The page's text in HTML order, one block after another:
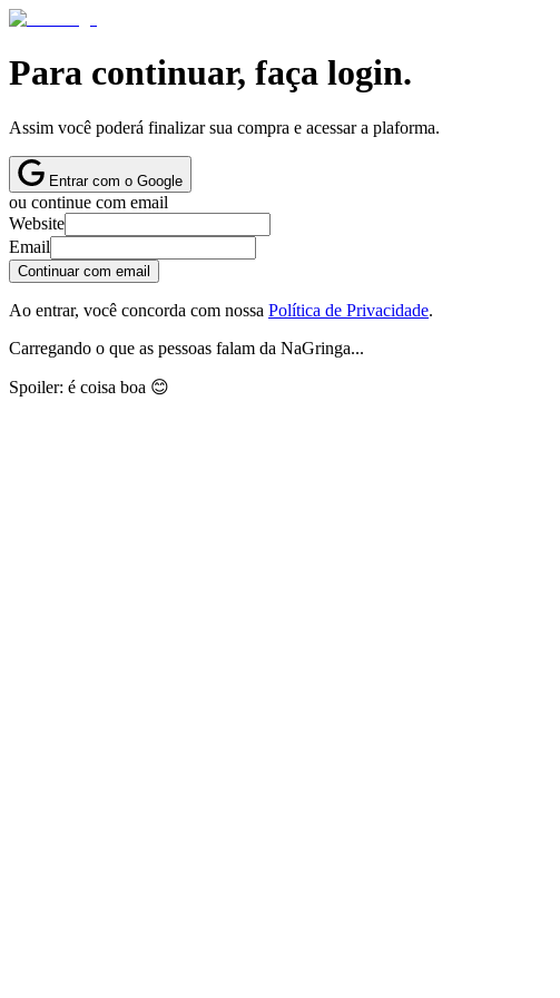
Para continuar, faça login.
Assim você poderá finalizar sua compra e acessar a plaforma.
Entrar com o Google
ou continue com email
Website
Email
Continuar com email
Ao entrar, você concorda com nossa Política de Privacidade.
Carregando o que as pessoas falam da NaGringa...
Spoiler: é coisa boa 😊